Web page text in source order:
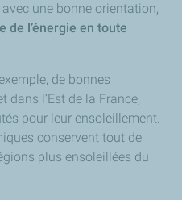
une bonne orientation,
de l’énergie en toute
de bonnes
dans l’Est de la France,
pour leur ensoleillement.
conservent tout de
plus ensoleillées du